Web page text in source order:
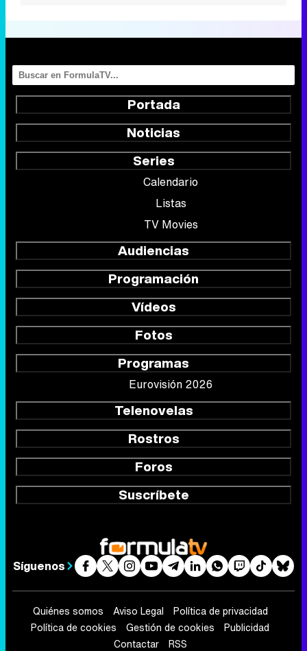
Portada
Noticias
Series
Calendario
Listas
TV Movies
Audiencias
Programación
Vídeos
Fotos
Programas
Eurovisión 2026
Telenovelas
Rostros
Foros
Suscríbete
Síguenos
Quiénes somos Aviso Legal
Política de privacidad
Política de cookies
Gestión de cookies
Publicidad
Contactar
RSS